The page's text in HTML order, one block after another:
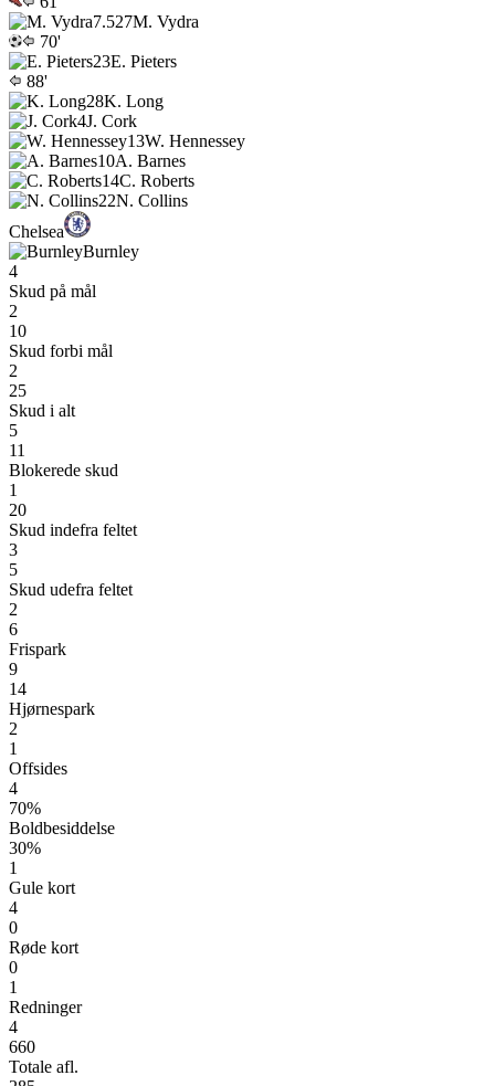
7.527M. Vydra
70'
23E. Pieters
88'
28K. Long
4J. Cork
13W. Hennessey
10A. Barnes
14C. Roberts
22N. Collins
Chelsea
Burnley
4
Skud på mål
2
10
Skud forbi mål
2
25
Skud i alt
5
11
Blokerede skud
1
20
Skud indefra feltet
3
5
Skud udefra feltet
2
6
Frispark
9
14
Hjørnespark
2
1
Offsides
4
70%
Boldbesiddelse
30%
1
Gule kort
4
0
Røde kort
0
1
Redninger
4
660
Totale afl.